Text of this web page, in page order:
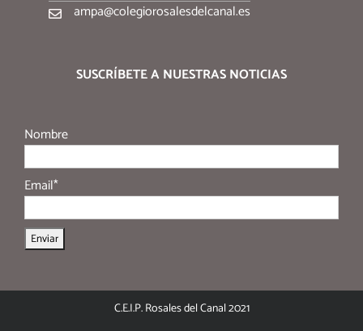
ampa@colegiorosalesdelcanal.es
SUSCRÍBETE A NUESTRAS NOTICIAS
Nombre
Email*
C.E.I.P. Rosales del Canal 2021